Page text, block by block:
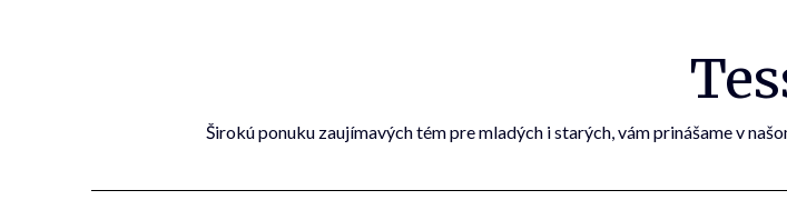
Širokú ponuku zaujímavých tém pre mladých i starých, vám prinášame v